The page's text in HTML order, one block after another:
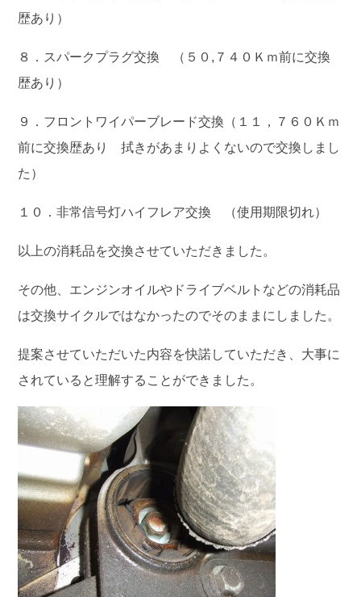
歴あり）
８．スパークプラグ交換 （５０,７４０Ｋｍ前に交換
歴あり）
９．フロントワイパーブレード交換（１１，７６０Ｋｍ
前に交換歴あり 拭きがあまりよくないので交換しまし
た）
１０．非常信号灯ハイフレア交換 （使用期限切れ）
以上の消耗品を交換させていただきました。
その他、エンジンオイルやドライブベルトなどの消耗品
は交換サイクルではなかったのでそのままにしました。
提案させていただいた内容を快諾していただき、大事に
されていると理解することができました。